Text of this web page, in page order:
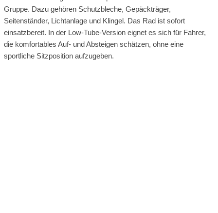
Gruppe. Dazu gehören Schutzbleche, Gepäckträger,
Seitenständer, Lichtanlage und Klingel. Das Rad ist sofort
einsatzbereit. In der Low-Tube-Version eignet es sich für Fahrer,
die komfortables Auf- und Absteigen schätzen, ohne eine
sportliche Sitzposition aufzugeben.